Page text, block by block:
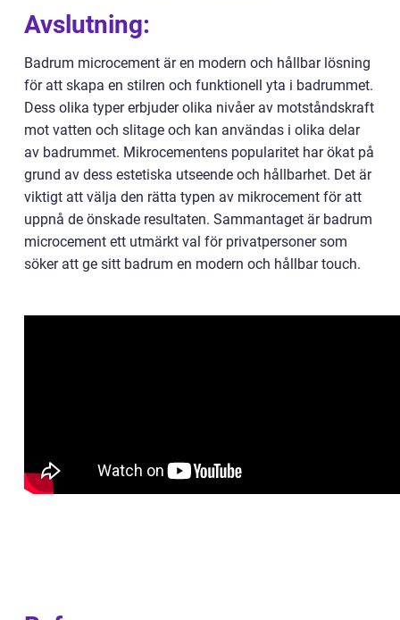
Avslutning:
Badrum microcement är en modern och hållbar lösning
för att skapa en stilren och funktionell yta i badrummet.
Dess olika typer erbjuder olika nivåer av motståndskraft
mot vatten och slitage och kan användas i olika delar
av badrummet. Mikrocementens popularitet har ökat på
grund av dess estetiska utseende och hållbarhet. Det är
viktigt att välja den rätta typen av mikrocement för att
uppnå de önskade resultaten. Sammantaget är badrum
microcement ett utmärkt val för privatpersoner som
söker att ge sitt badrum en modern och hållbar touch.